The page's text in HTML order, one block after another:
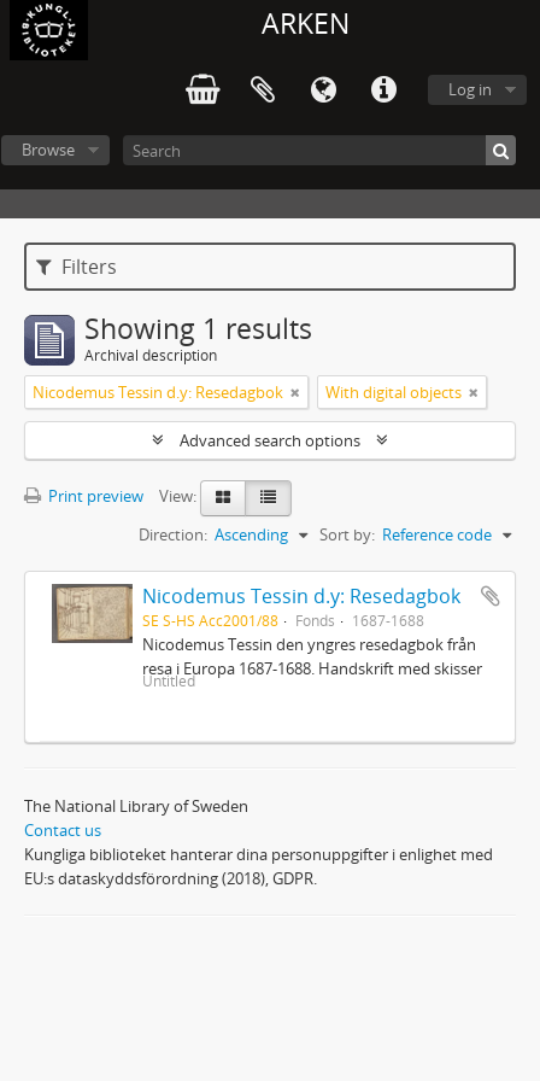
ARKEN
Log in
Browse
Filters
Showing 1 results
Archival description
Nicodemus Tessin d.y: Resedagbok With digital objects
Advanced search options
Print preview
View:
Sort by: Reference code
Direction: Ascending
Nicodemus Tessin d.y: Resedagbok
SE S-HS Acc2001/88 Fonds 1687-1688
Nicodemus Tessin den yngres resedagbok från
resa i Europa 1687-1688. Handskrift med skisser
Untitled
The National Library of Sweden
Contact us
Kungliga biblioteket hanterar dina personuppgifter i enlighet med
EU:s dataskyddsförordning (2018), GDPR.